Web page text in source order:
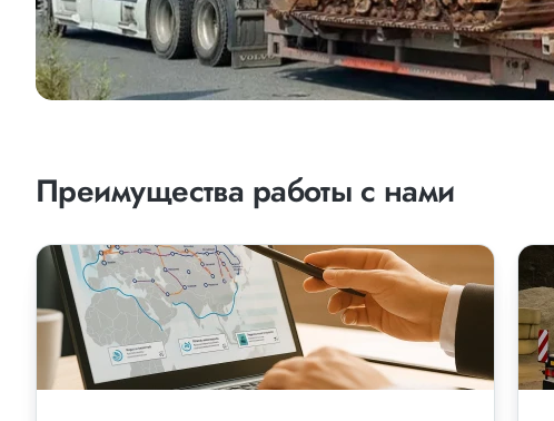
Преимущества работы с нами